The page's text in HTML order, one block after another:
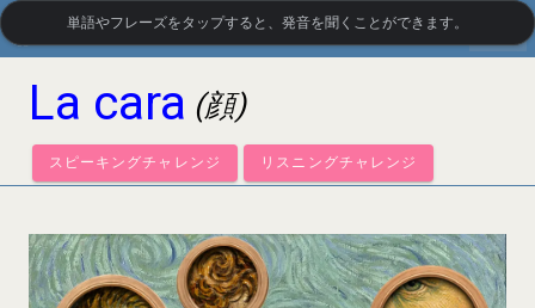
LanguageGuide.org• メキシコ・スペイン語の視覚語彙
La cara (顔)
スピーキングチャレンジ リスニングチャレンジ
単語やフレーズをタップすると、発音を聞くことができます。